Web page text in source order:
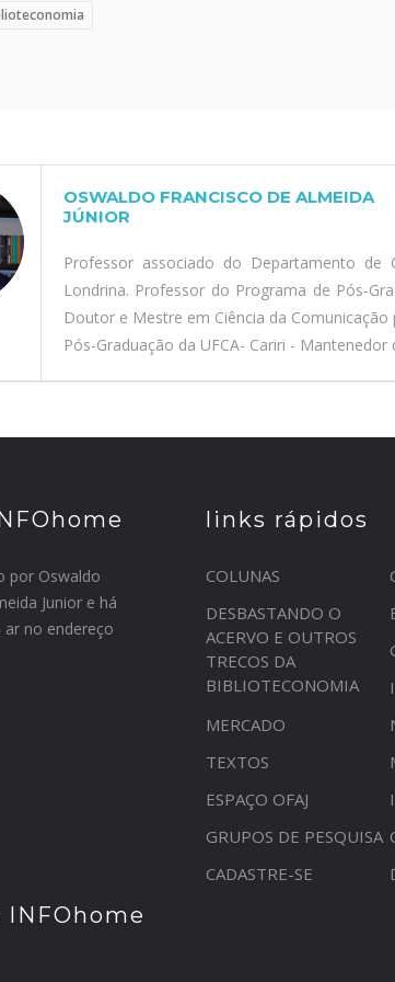
OSWALDO FRANCISCO DE ALMEIDA
JÚNIOR
Professor associado do Departamento de
Londrina. Professor do Programa de Pós-
Doutor e Mestre em Ciência da
Pós-Graduação da UFCA- Cariri - Mantenedor
por Oswaldo
Junior e há
no endereço
links rápidos
COLUNAS
DESBASTANDO O
ACERVO E OUTROS
TRECOS DA
BIBLIOTECONOMIA
MERCADO
TEXTOS
ESPAÇO OFAJ
GRUPOS DE PESQUISA
CADASTRE-SE
INFOhome